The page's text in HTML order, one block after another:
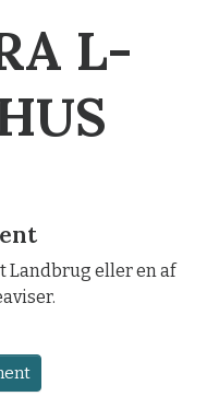
L-
Landbrug eller en af